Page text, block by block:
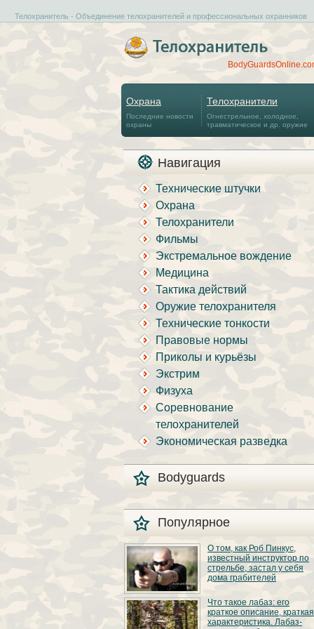
Телохранитель - Объединение телохранителей и профессиональных охранников
Охрана
Последние новости
охраны
Телохранители
Огнестрельное, холодное,
травматическое и др. оружие
Навигация
Технические штучки
Охрана
Телохранители
Фильмы
Экстремальное вождение
Медицина
Тактика действий
Оружие телохранителя
Технические тонкости
Правовые нормы
Приколы и курьёзы
Экстрим
Физуха
Соревнование
телохранителей
Экономическая разведка
Bodyguards
Популярное
О том, как Роб Пинкус,
известный инструктор по
стрельбе, застал у себя
дома грабителей
Вот вы всё говорите:
«В США круто, там
можно любого
постороннего в своём
Что такое лабаз: его
краткое описание, краткая
характеристика. Лабаз-